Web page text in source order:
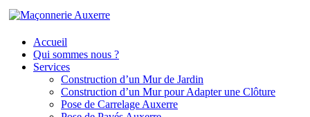
Accueil
Qui sommes nous ?
Services
Construction d’un Mur de Jardin
Construction d’un Mur pour Adapter une Clôture
Pose de Carrelage Auxerre